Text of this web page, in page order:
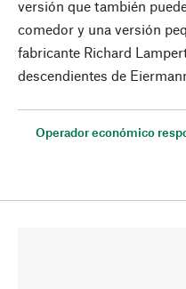
versión que también
comedor y una versión
fabricante Richard
descendientes de
Operador económico